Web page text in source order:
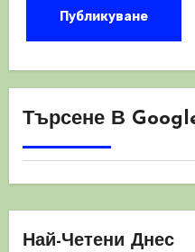
Търсене В
Най-Четени Днес